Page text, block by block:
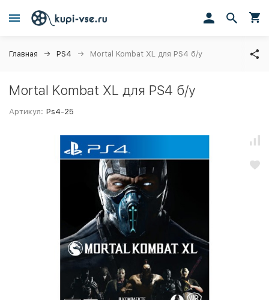
Главная PS4 Mortal Kombat XL для PS4 б/у
Mortal Kombat XL для PS4 б/у
Артикул: Ps4-25